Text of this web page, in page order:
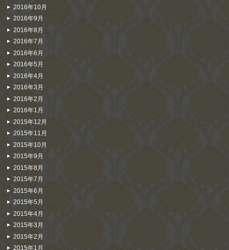
2016年10月
2016年9月
2016年8月
2016年7月
2016年6月
2016年5月
2016年4月
2016年3月
2016年2月
2016年1月
2015年12月
2015年11月
2015年10月
2015年9月
2015年8月
2015年7月
2015年6月
2015年5月
2015年4月
2015年3月
2015年2月
2015年1月